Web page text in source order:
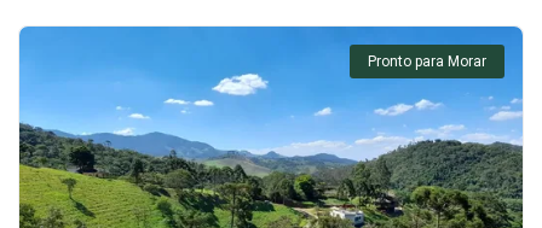
Pronto para Morar